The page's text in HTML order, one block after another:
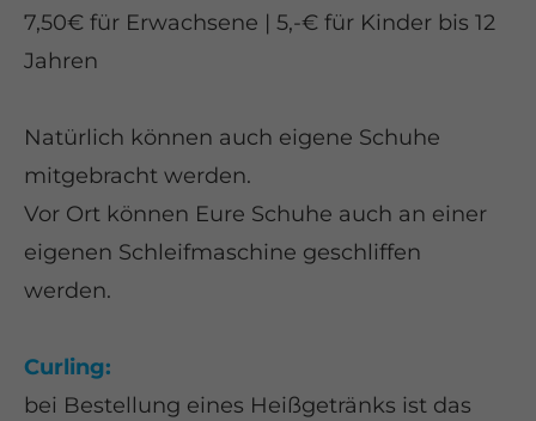
7,50€ für Erwachsene | 5,-€ für Kinder bis 12
Jahren
Natürlich können auch eigene Schuhe
mitgebracht werden.
Vor Ort können Eure Schuhe auch an einer
eigenen Schleifmaschine geschliffen
werden.
Curling:
bei Bestellung eines Heißgetränks ist das